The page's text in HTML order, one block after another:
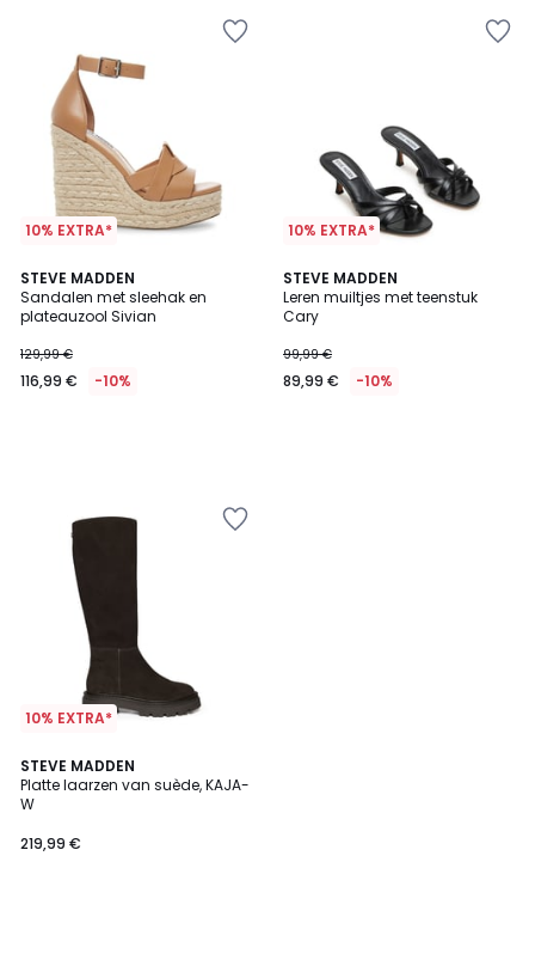
10% EXTRA*
STEVE MADDEN
Sandalen met sleehak en
plateauzool Sivian
129,99 €
116,99 € -10%
10% EXTRA*
STEVE MADDEN
Leren muiltjes met teenstuk
Cary
99,99 €
89,99 € -10%
10% EXTRA*
STEVE MADDEN
Platte laarzen van suède, KAJA-
W
219,99 €